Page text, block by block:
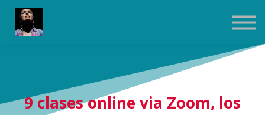
Sign up
9 clases online via Zoom, los